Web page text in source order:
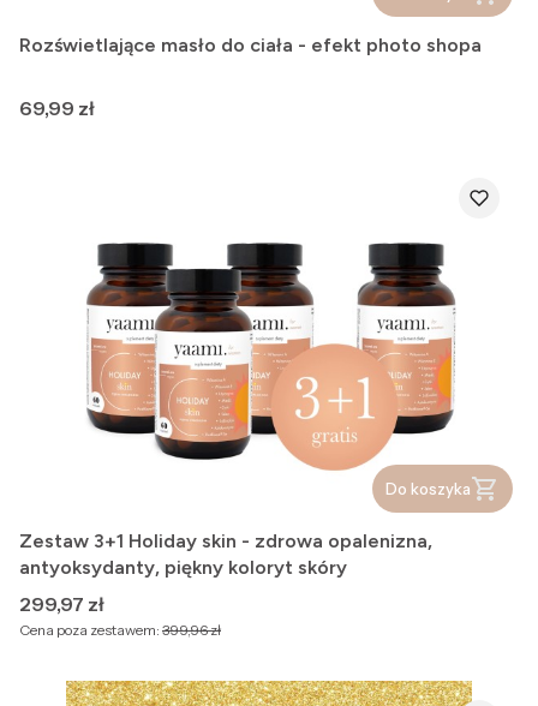
Rozświetlające masło do ciała - efekt photo shopa
Cena
69,99 zł
Do koszyka
Zestaw 3+1 Holiday skin - zdrowa opalenizna,
antyoksydanty, piękny koloryt skóry
Cena
299,97 zł
Cena poza zestawem: 399,96 zł